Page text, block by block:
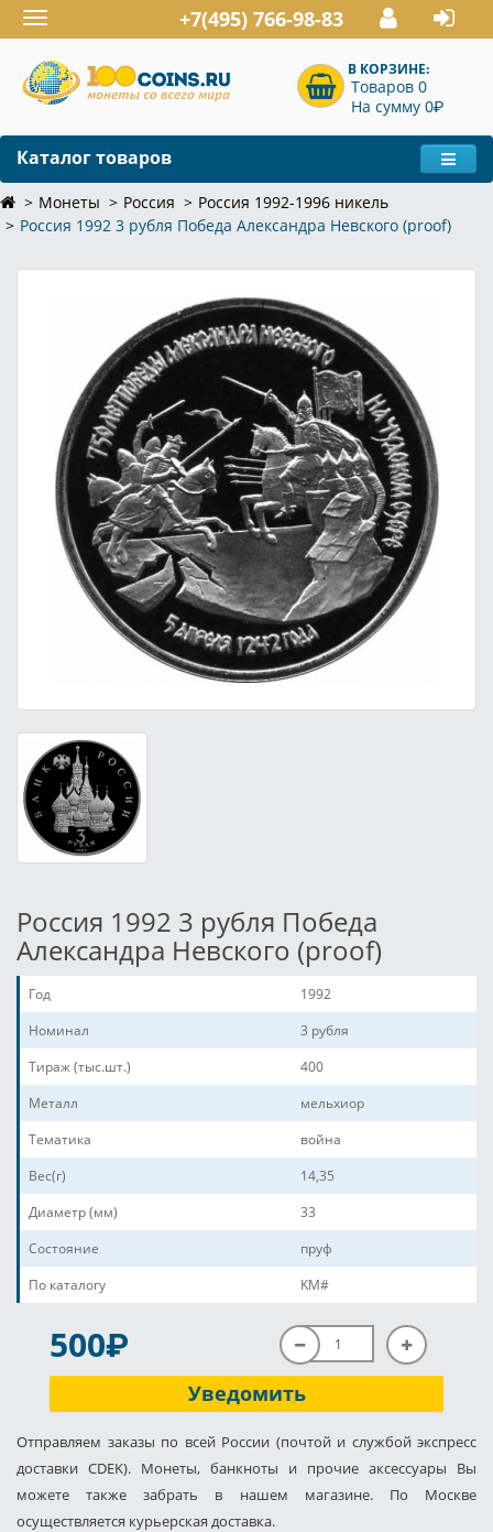
Toggle
navigation
+7(495) 766-98-83
В КОРЗИНЕ:
Товаров 0
На сумму 0P
Каталог товаров
Монеты Россия
Россия 1992-1996 никель
Россия 1992 3 рубля Победа Александра Невского (proof)
Россия 1992 3 рубля Победа
Александра Невского (proof)
Год
1992
Номинал
3 рубля
Тираж (тыс.шт.)
400
Металл
мельхиор
Тематика
война
Вес(г)
14,35
Диаметр (мм)
33
Состояние
пруф
По каталогу
KM#
500P
Уведомить
Отправляем заказы по всей России (почтой и службой экспресс
доставки CDEK). Монеты, банкноты и прочие аксессуары Вы
можете также забрать в нашем магазине. По Москве
осуществляется курьерская доставка.